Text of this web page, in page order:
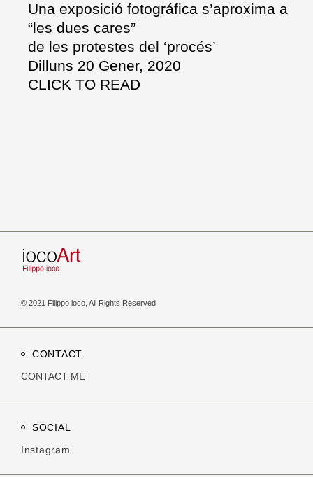
Una exposició fotográfica s’aproxima a
“les dues cares”
de les protestes del ‘procés’
Dilluns 20 Gener, 2020
CLICK TO READ
© 2021 Filippo ioco, All Rights Reserved
CONTACT
CONTACT ME
SOCIAL
Instagram